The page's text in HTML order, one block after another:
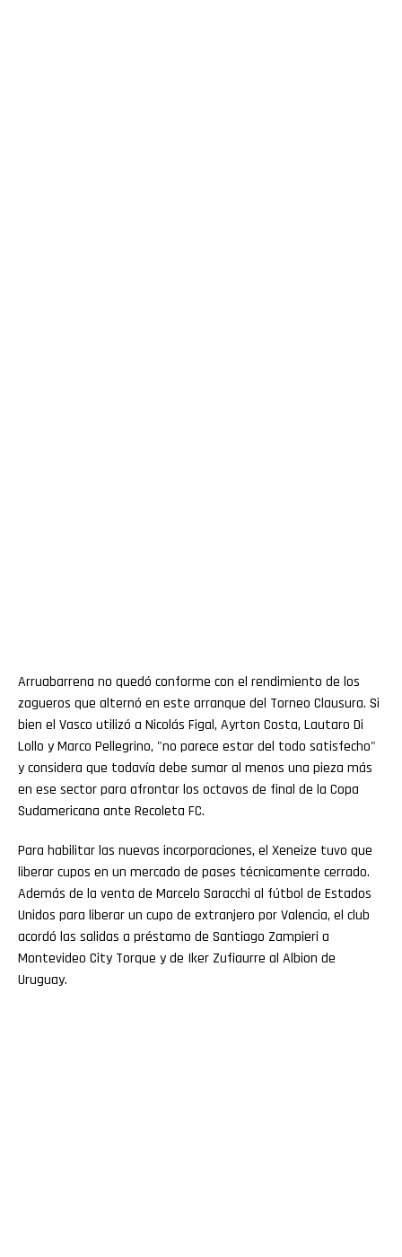
Arruabarrena no quedó conforme con el rendimiento de los
zagueros que alternó en este arranque del Torneo Clausura. Si
bien el Vasco utilizó a Nicolás Figal, Ayrton Costa, Lautaro Di
Lollo y Marco Pellegrino, "no parece estar del todo satisfecho"
y considera que todavía debe sumar al menos una pieza más
en ese sector para afrontar los octavos de final de la Copa
Sudamericana ante Recoleta FC.
Para habilitar las nuevas incorporaciones, el Xeneize tuvo que
liberar cupos en un mercado de pases técnicamente cerrado.
Además de la venta de Marcelo Saracchi al fútbol de Estados
Unidos para liberar un cupo de extranjero por Valencia, el club
acordó las salidas a préstamo de Santiago Zampieri a
Montevideo City Torque y de Iker Zufiaurre al Albion de
Uruguay.